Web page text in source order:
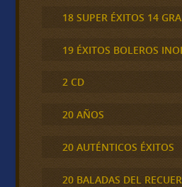
18 SUPER ÉXITOS 14
19 ÉXITOS BOLEROS
2 CD
20 AÑOS
20 AUTÉNTICOS ÉXITOS
20 BALADAS DEL